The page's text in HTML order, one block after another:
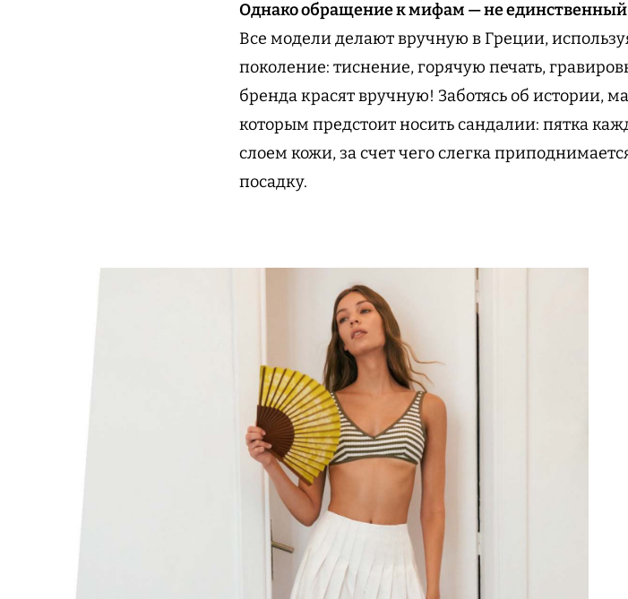
Однако обращение к мифам — не единственный
Все модели делают вручную в Греции,
поколение: тиснение, горячую печать,
бренда красят вручную! Заботясь об истории,
которым предстоит носить сандалии: пятка
слоем кожи, за счет чего слегка
посадку.